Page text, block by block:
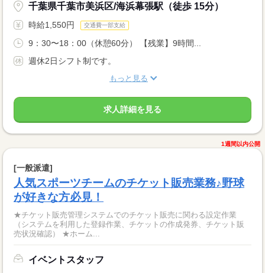
千葉県千葉市美浜区/海浜幕張駅（徒歩 15分）
時給1,550円 交通費一部支給
9：30〜18：00（休憩60分） 【残業】9時間...
週休2日シフト制です。
もっと見る
求人詳細を見る
1週間以内公開
[一般派遣]
人気スポーツチームのチケット販売業務♪野球
が好きな方必見！
★チケット販売管理システムでのチケット販売に関わる設定作業
（システムを利用した登録作業、チケットの作成発券、チケット販
売状況確認） ★ホーム...
イベントスタッフ